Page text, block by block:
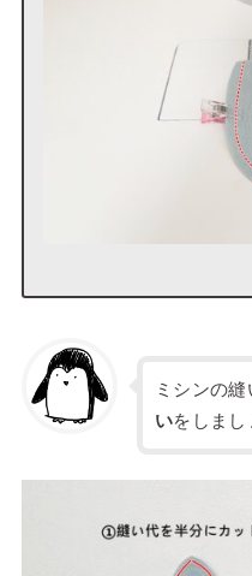
ミシンの
いをしまし